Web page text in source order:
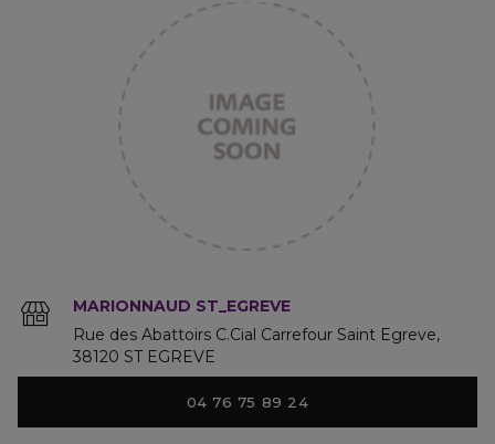
MARIONNAUD ST_EGREVE
Rue des Abattoirs C.Cial Carrefour Saint Egreve
38120 ST EGREVE
04 76 75 89 24